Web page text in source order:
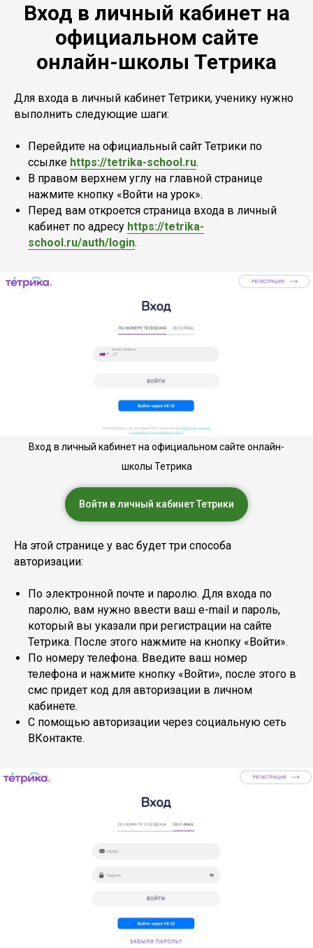
Вход в личный кабинет на
официальном сайте
онлайн-школы Тетрика
Для входа в личный кабинет Тетрики, ученику нужно
выполнить следующие шаги:
Перейдите на официальный сайт Тетрики по
ссылке https://tetrika-school.ru.
В правом верхнем углу на главной странице
нажмите кнопку «Войти на урок».
Перед вам откроется страница входа в личный
кабинет по адресу https://tetrika-
school.ru/auth/login.
Вход в личный кабинет на официальном сайте онлайн-
школы Тетрика
Войти в личный кабинет Тетрики
На этой странице у вас будет три способа
авторизации:
По электронной почте и паролю. Для входа по
паролю, вам нужно ввести ваш e-mail и пароль,
который вы указали при регистрации на сайте
Тетрика. После этого нажмите на кнопку «Войти».
По номеру телефона. Введите ваш номер
телефона и нажмите кнопку «Войти», после этого в
смс придет код для авторизации в личном
кабинете.
С помощью авторизации через социальную сеть
ВКонтакте.